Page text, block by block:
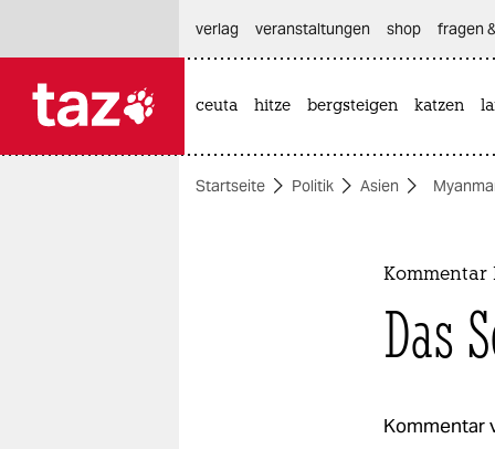
themen
verlag
veranstaltungen shop fragen
ceuta hitze bergsteigen katzen
Startseite Politik Asien
Kommentar
Das
Kommentar